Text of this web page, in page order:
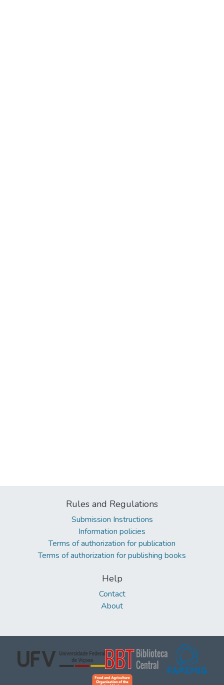
Rules and Regulations
Submission Instructions
Information policies
Terms of authorization for publication
Terms of authorization for publishing books
Help
Contact
About